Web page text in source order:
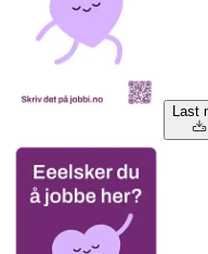
Last